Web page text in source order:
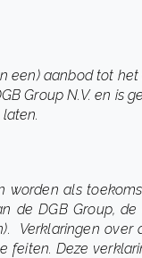
een) aanbod tot het
Group N.V. en is
als
de DGB Group,
Verklaringen over
feiten. Deze